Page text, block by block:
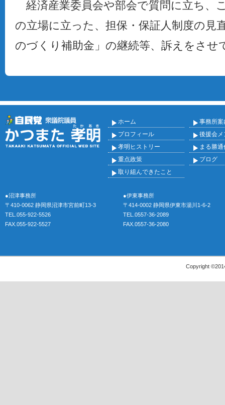
経済産業委員会や部会で質問に立ち、
の立場に立った、担保・保証人制度の見
のづくり補助金」の継続等、訴えをさせ
ホーム
プロフィール
孝明ヒストリー
重点政策
取り組んできたこと
事務所案
後援会メ
まる勝通
ブログ
●沼津事務所
〒410-0062 静岡県沼津市宮前町13-3
TEL.055-922-5526
FAX.055-922-5527
●伊東事務所
〒414-0002 静岡県伊東市湯川1-6-2
TEL.0557-36-2089
FAX.0557-36-2080
Copyright